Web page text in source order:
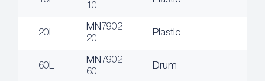
10
20L
MN7902-
20
Plastic
60L
MN7902-
60
Drum